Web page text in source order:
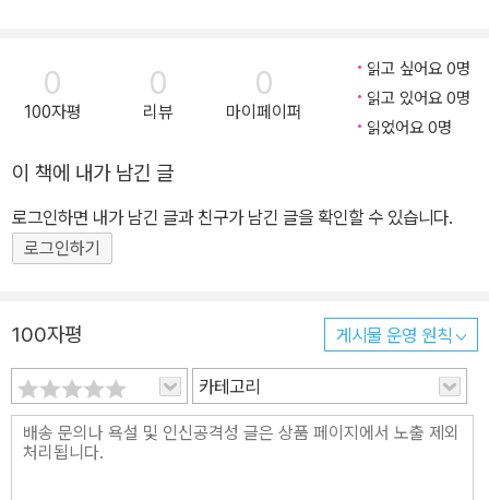
0
100자평
0
리뷰
0
마이페이퍼
읽고 싶어요 0명
읽고 있어요 0명
읽었어요 0명
이 책에 내가 남긴 글
로그인하면 내가 남긴 글과 친구가 남긴 글을 확인할 수 있습니다.
로그인하기
100자평 게시물 운영 원칙
카테고리